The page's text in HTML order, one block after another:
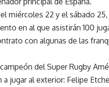
miércoles 22 y el sábado
en al que asistirán 100
con algunas de las
del Super Rugby
a jugar al exterior: Felipe